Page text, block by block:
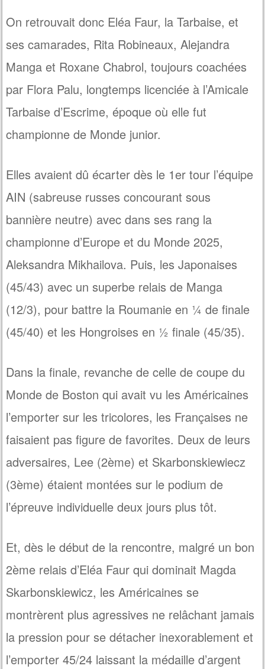
On retrouvait donc Eléa Faur, la Tarbaise, et
ses camarades, Rita Robineaux, Alejandra
Manga et Roxane Chabrol, toujours coachées
par Flora Palu, longtemps licenciée à l’Amicale
Tarbaise d’Escrime, époque où elle fut
championne de Monde junior.
Elles avaient dû écarter dès le 1er tour l’équipe
AIN (sabreuse russes concourant sous
bannière neutre) avec dans ses rang la
championne d’Europe et du Monde 2025,
Aleksandra Mikhailova. Puis, les Japonaises
(45/43) avec un superbe relais de Manga
(12/3), pour battre la Roumanie en ¼ de finale
(45/40) et les Hongroises en ½ finale (45/35).
Dans la finale, revanche de celle de coupe du
Monde de Boston qui avait vu les Américaines
l’emporter sur les tricolores, les Françaises ne
faisaient pas figure de favorites. Deux de leurs
adversaires, Lee (2ème) et Skarbonskiewiecz
(3ème) étaient montées sur le podium de
l’épreuve individuelle deux jours plus tôt.
Et, dès le début de la rencontre, malgré un bon
2ème relais d’Eléa Faur qui dominait Magda
Skarbonskiewicz, les Américaines se
montrèrent plus agressives ne relâchant jamais
la pression pour se détacher inexorablement et
l’emporter 45/24 laissant la médaille d’argent